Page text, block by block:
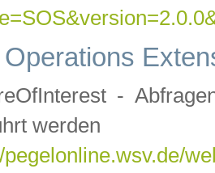
-
werden
pegelonline.wsv.de/